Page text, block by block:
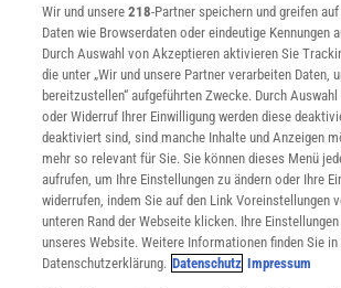
Für Sie im Spektrum-Shop
WEITERE NEUERSCHEINUNGEN
Wir und unsere218-Partner speichern und greifen
Daten wie Browserdaten oder eindeutige Kennungen
Durch Auswahl von Akzeptieren aktivieren Sie
die unter „Wir und unsere Partner verarbeiten Daten,
bereitzustellen“ aufgeführten Zwecke. Durch
oder Widerruf Ihrer Einwilligung werden diese
deaktiviert sind, sind manche Inhalte und Anzeigen
mehr so relevant für Sie. Sie können dieses Menü
aufrufen, um Ihre Einstellungen zu ändern oder Ihre
widerrufen, indem Sie auf den Link Voreinstellungen
unteren Rand der Webseite klicken. Ihre
unseres Website. Weitere Informationen finden Sie in
Datenschutzerklärung. Datenschutz Impressum